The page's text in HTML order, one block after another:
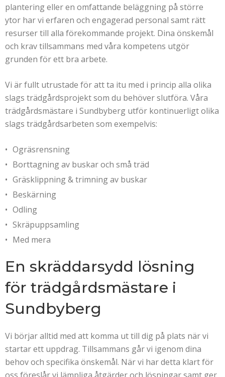
plantering eller en omfattande beläggning på större
ytor har vi erfaren och engagerad personal samt rätt
resurser till alla förekommande projekt. Dina önskemål
och krav tillsammans med våra kompetens utgör
grunden för ett bra arbete.
Vi är fullt utrustade för att ta itu med i princip alla olika
slags trädgårdsprojekt som du behöver slutföra. Våra
trädgårdsmästare i Sundbyberg utför kontinuerligt olika
slags trädgårdsarbeten som exempelvis:
Ogräsrensning
Borttagning av buskar och små träd
Gräsklippning & trimning av buskar
Beskärning
Odling
Skräpuppsamling
Med mera
En skräddarsydd lösning
för trädgårdsmästare i
Sundbyberg
Vi börjar alltid med att komma ut till dig på plats när vi
startar ett uppdrag. Tillsammans går vi igenom dina
behov och specifika önskemål. När vi har detta klart för